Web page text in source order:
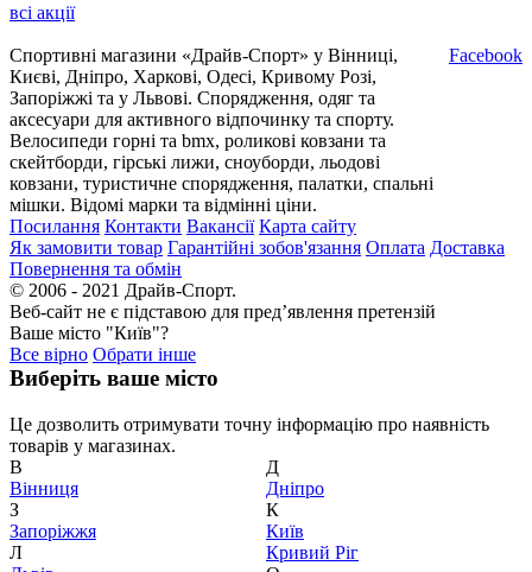
всі акції
Спортивні магазини «Драйв-Спорт» у Вінниці,
Києві, Дніпро, Харкові, Одесі, Кривому Розі,
Запоріжжі та у Львові. Спорядження, одяг та
аксесуари для активного відпочинку та спорту.
Велосипеди горні та bmx, роликові ковзани та
скейтборди, гірські лижи, сноуборди, льодові
ковзани, туристичне спорядження, палатки, спальні
мішки. Відомі марки та відмінні ціни.
Facebook
Посилання Контакти Вакансії Карта сайту
Як замовити товар Гарантійні зобов'язання Оплата Доставка
Повернення та обмін
© 2006 - 2021 Драйв-Спорт.
Веб-сайт не є підставою для пред’явлення претензій
Ваше місто "Київ"?
Все вірно Обрати інше
Виберіть ваше місто
Це дозволить отримувати точну інформацію про наявність
товарів у магазинах.
В
Вiнниця
З
Запоріжжя
Л
Д
Дніпро
К
Київ
Кривий Ріг